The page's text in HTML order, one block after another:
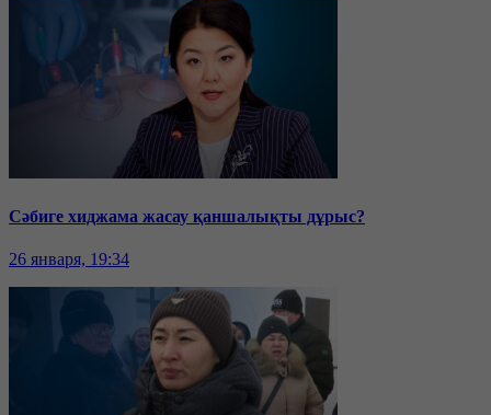
Сәбиге хиджама жасау қаншалықты дұрыс?
26 января, 19:34